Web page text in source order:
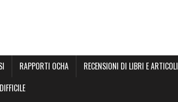
RAPPORTI OCHA RECENSIONI DI LIBRI E ARTICOLI